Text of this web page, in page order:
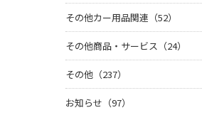
その他カー用品関連（52）
その他商品・サービス（24）
その他（237）
お知らせ（97）